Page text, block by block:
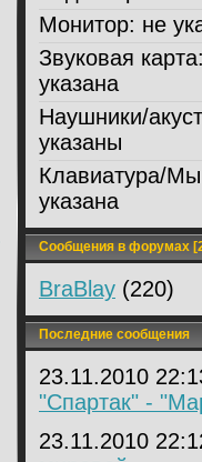
Монитор: не
Звуковая
указана
Наушники/
указаны
Клавиатура/
указана
Сообщения в форумах
BraBlay (220)
Последние сообщения
23.11.2010
"Спартак" -
23.11.2010